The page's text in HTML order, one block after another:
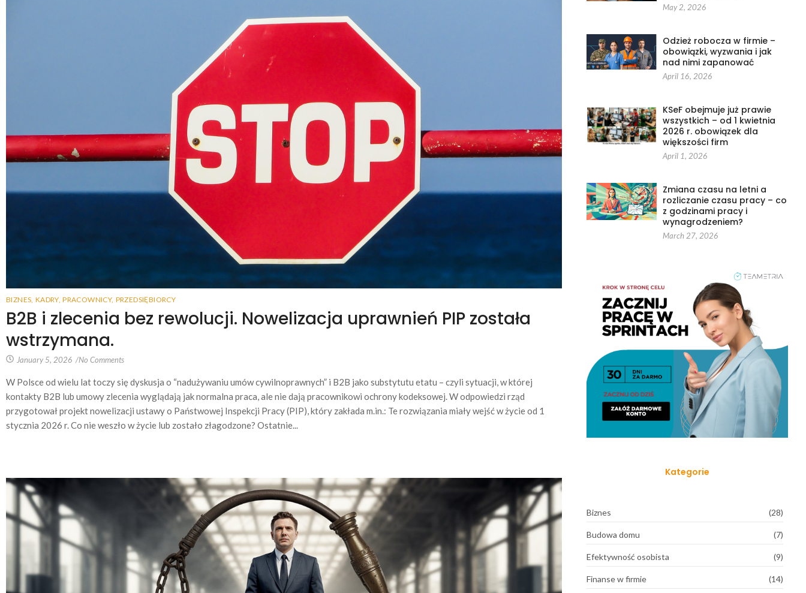
BIZNES, KADRY, PRACOWNICY, PRZEDSIĘBIORCY
B2B i zlecenia bez rewolucji. Nowelizacja uprawnień PIP została
wstrzymana.
January 5, 2026 /No Comments
W Polsce od wielu lat toczy się dyskusja o “nadużywaniu umów cywilnoprawnych” i B2B jako substytutu etatu – czyli sytuacji, w której
kontakty B2B lub umowy zlecenia wyglądają jak normalna praca, ale nie dają pracownikowi ochrony kodeksowej. W odpowiedzi rząd
przygotował projekt nowelizacji ustawy o Państwowej Inspekcji Pracy (PIP), który zakłada m.in.: Te rozwiązania miały wejść w życie od 1
stycznia 2026 r. Co nie weszło w życie lub zostało złagodzone? Ostatnie...
May 2, 2026
Odzież robocza w firmie –
obowiązki, wyzwania i jak
nad nimi zapanować
April 16, 2026
KSeF obejmuje już prawie
wszystkich – od 1 kwietnia
2026 r. obowiązek dla
większości firm
April 1, 2026
Zmiana czasu na letni a
rozliczanie czasu pracy – co
z godzinami pracy i
wynagrodzeniem?
March 27, 2026
Kategorie
Biznes (28)
Budowa domu (7)
Efektywność osobista (9)
Finanse w firmie (14)